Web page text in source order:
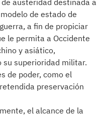
austeridad destinada a
de estado de
a fin de propiciar
le permita a Occidente
y asiático,
superioridad militar.
de poder, como el
preservación
el alcance de la